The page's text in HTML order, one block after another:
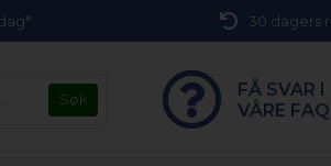
30 dagers
FÅ SVAR I
VÅRE FAQ